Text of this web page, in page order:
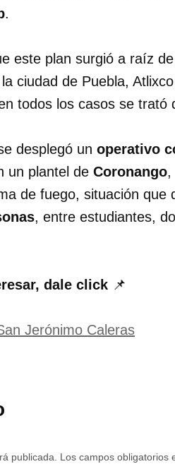
.
este plan surgió a raíz
ciudad de Puebla,
todos los casos se trató
desplegó un operativo
un plantel de Coronango,
de fuego, situación que
, entre estudiantes,
dale click 📌
Jerónimo Caleras
publicada. Los campos obligatorios